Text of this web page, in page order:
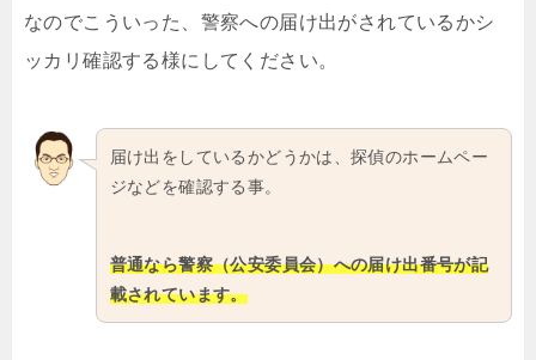
なのでこういった、警察への届け出がされているかシ
ッカリ確認する様にしてください。
届け出をしているかどうかは、探偵のホームペー
ジなどを確認する事。
普通なら警察（公安委員会）への届け出番号が記
載されています。